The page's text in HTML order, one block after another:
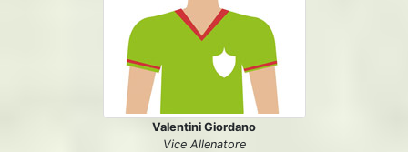
Valentini Giordano
Vice Allenatore